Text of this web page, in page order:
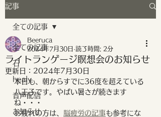
記事
全ての記事
石
healy
音声配信
お知らせ
全ての記事
ライトランゲージ瞑想会のお知らせ
Beeruca
2024年7月30日 読了時間: 2分
更新日： 2024年7月30日
本日も、朝からすでに36度を超えている
八王子です。やばい暑さが続きます
ね・・・
お疲れの方は、 脳疲労の記事も参考にな